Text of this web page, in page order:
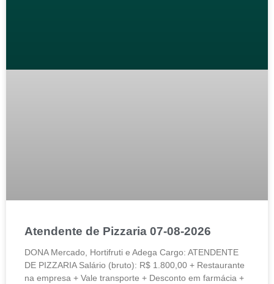
Atendente de Pizzaria 07-08-2026
DONA Mercado, Hortifruti e Adega Cargo: ATENDENTE
DE PIZZARIA Salário (bruto): R$ 1.800,00 + Restaurante
na empresa + Vale transporte + Desconto em farmácia +